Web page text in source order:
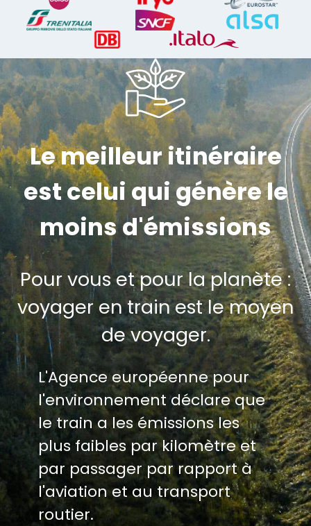
Le meilleur itinéraire
est celui qui génère le
moins d'émissions
Pour vous et pour la planète :
voyager en train est le moyen
de voyager.
L'Agence européenne pour
l'environnement déclare que
le train a les émissions les
plus faibles par kilomètre et
par passager par rapport à
l'aviation et au transport
routier.